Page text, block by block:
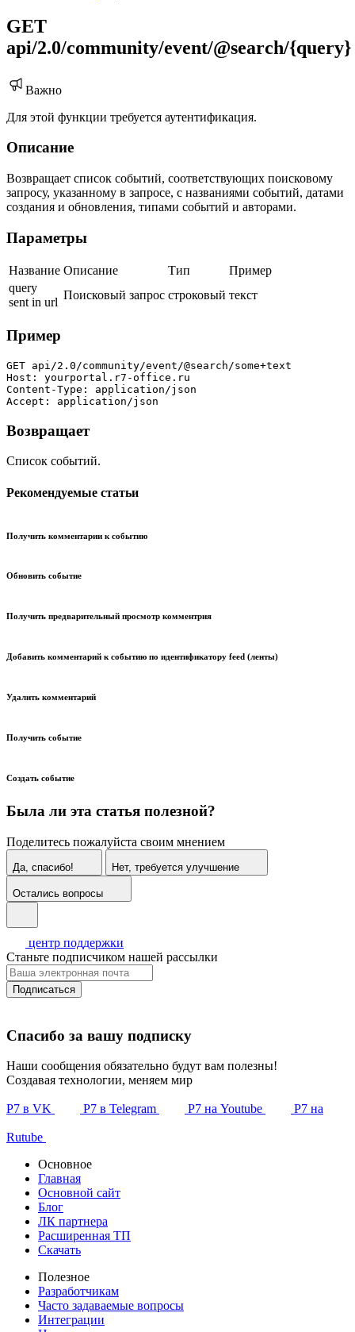
GET
api/2.0/community/event/@search/{query}
Важно
Для этой функции требуется аутентификация.
Описание
Возвращает список событий, соответствующих поисковому
запросу, указанному в запросе, с названиями событий, датами
создания и обновления, типами событий и авторами.
Параметры
Название Описание Тип
Пример
query
sent in url
Поисковый запрос строковый текст
Пример
GET api/2.0/community/event/@search/some+text
Host: yourportal.r7-office.ru
Content-Type: application/json
Accept: application/json
Возвращает
Список событий.
Рекомендуемые статьи
Получить комментарии к событию
Обновить событие
Получить предварительный просмотр комментрия
Добавить комментарий к событию по идентификатору feed (ленты)
Удалить комментарий
Получить событие
Создать событие
Была ли эта статья полезной?
Поделитесь пожалуйста своим мнением
Да, спасибо! Нет, требуется улучшение
Остались вопросы
центр поддержки
Станьте подписчиком нашей рассылки
Подписаться
Спасибо за вашу подписку
Наши сообщения обязательно будут вам полезны!
Создавая технологии, меняем мир
Р7 в VK Р7 в Telegram Р7 на Youtube Р7 на
Rutube
Основное
Главная
Основной сайт
Блог
ЛК партнера
Расширенная ТП
Скачать
Полезное
Разработчикам
Часто задаваемые вопросы
Интеграции